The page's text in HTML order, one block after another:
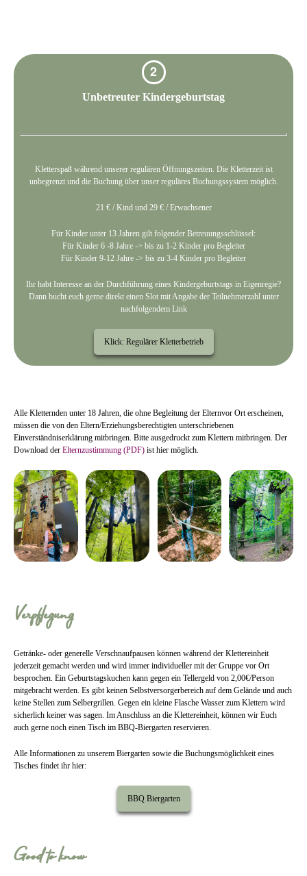
2
Unbetreuter Kindergeburtstag
Kletterspaß während unserer regulären Öffnungszeiten. Die Kletterzeit ist
unbegrenzt und die Buchung über unser reguläres Buchungssystem möglich.
21 € / Kind und 29 € / Erwachsener
Für Kinder unter 13 Jahren gilt folgender Betreuungsschlüssel:
Für Kinder 6 -8 Jahre -> bis zu 1-2 Kinder pro Begleiter
Für Kinder 9-12 Jahre -> bis zu 3-4 Kinder pro Begleiter
Ihr habt Interesse an der Durchführung eines Kindergeburtstags in Eigenregie?
Dann bucht euch gerne direkt einen Slot mit Angabe der Teilnehmerzahl unter
nachfolgendem Link
Klick: Regulärer Kletterbetrieb
Alle Kletternden unter 18 Jahren, die ohne Begleitung der Elternvor Ort erscheinen,
müssen die von den Eltern/Erziehungsberechtigten unterschriebenen
Einverständniserklärung mitbringen. Bitte ausgedruckt zum Klettern mitbringen. Der
Download der Elternzustimmung (PDF) ist hier möglich.
Verpflegung
Getränke- oder generelle Verschnaufpausen können während der Klettereinheit
jederzeit gemacht werden und wird immer individueller mit der Gruppe vor Ort
besprochen. Ein Geburtstagskuchen kann gegen ein Tellergeld von 2,00€/Person
mitgebracht werden. Es gibt keinen Selbstversorgerbereich auf dem Gelände und auch
keine Stellen zum Selbergrillen. Gegen ein kleine Flasche Wasser zum Klettern wird
sicherlich keiner was sagen. Im Anschluss an die Klettereinheit, können wir Euch
auch gerne noch einen Tisch im BBQ-Biergarten reservieren.
Alle Informationen zu unserem Biergarten sowie die Buchungsmöglichkeit eines
Tisches findet ihr hier:
BBQ Biergarten
Good to know